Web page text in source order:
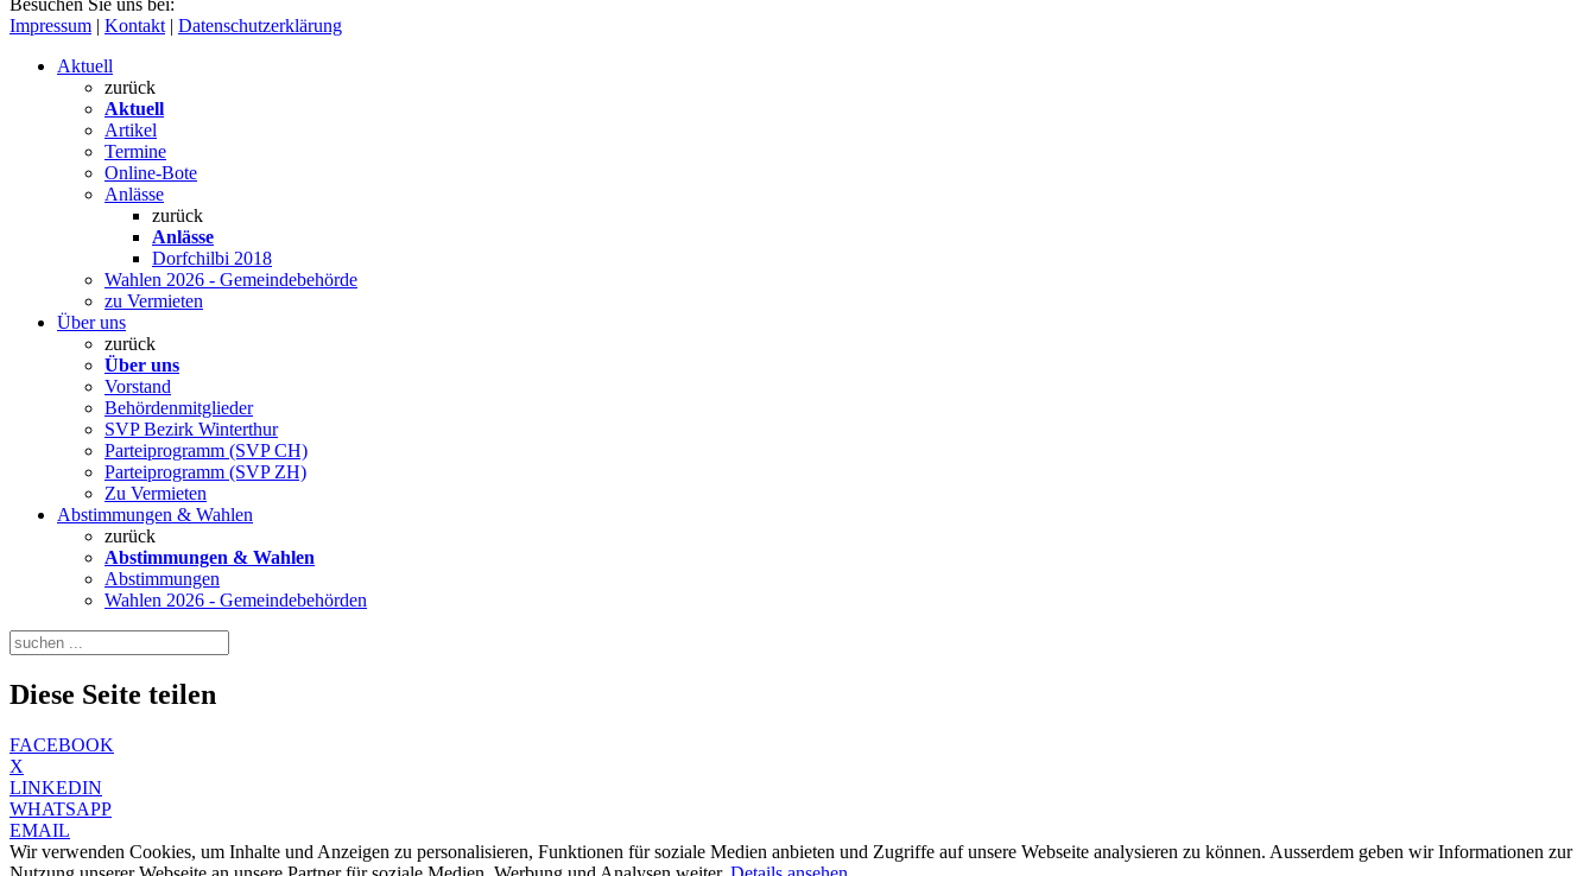
Impressum | Kontakt | Datenschutzerklärung
Aktuell
zurück
Aktuell
Artikel
Termine
Online-Bote
Anlässe
zurück
Anlässe
Dorfchilbi 2018
Wahlen 2026 - Gemeindebehörde
zu Vermieten
Über uns
zurück
Über uns
Vorstand
Behördenmitglieder
SVP Bezirk Winterthur
Parteiprogramm (SVP CH)
Parteiprogramm (SVP ZH)
Zu Vermieten
Abstimmungen & Wahlen
zurück
Abstimmungen & Wahlen
Abstimmungen
Wahlen 2026 - Gemeindebehörden
Diese Seite teilen
FACEBOOK
X
LINKEDIN
WHATSAPP
EMAIL
Wir verwenden Cookies, um Inhalte und Anzeigen zu personalisieren, Funktionen für soziale Medien anbieten und Zugriffe auf unsere Webseite analysieren zu können. Ausserdem geben wir Informationen zur